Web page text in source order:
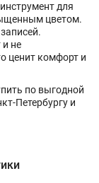
для
цветом.
не
ценит комфорт и
по выгодной
Петербургу и